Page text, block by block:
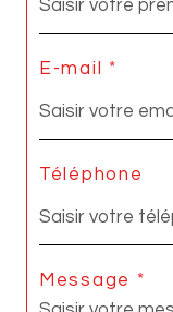
E-mail *
Téléphone
Message *